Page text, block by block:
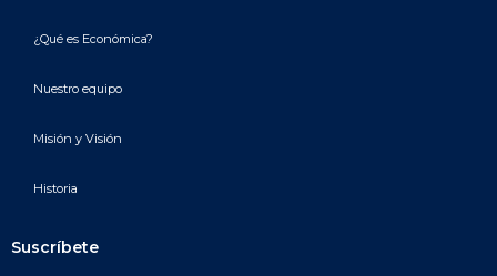
¿Qué es Económica?
Nuestro equipo
Misión y Visión
Historia
Suscríbete